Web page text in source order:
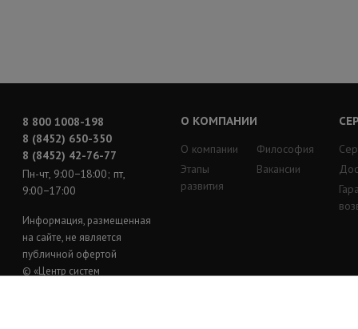
8 800 1008-198
8 (8452) 650-350
8 (8452) 42-76-77
Пн-чт, 9:00−18:00; пт,
9:00−17:00
Информация, размещенная
на сайте, не является
публичной офертой
© «Центр систем
О КОМПАНИИ
О компании
Этапы
развития
Философия
Вакансии